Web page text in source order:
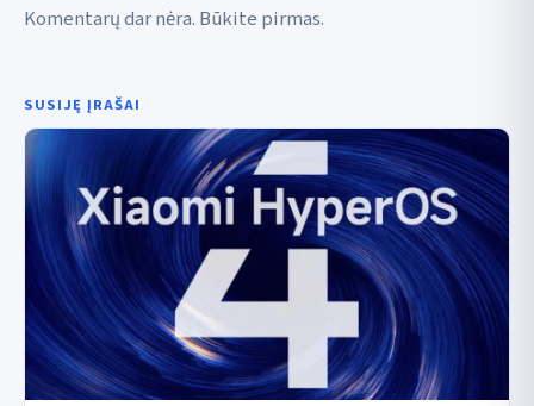
Komentarų dar nėra. Būkite pirmas.
SUSIJĘ ĮRAŠAI